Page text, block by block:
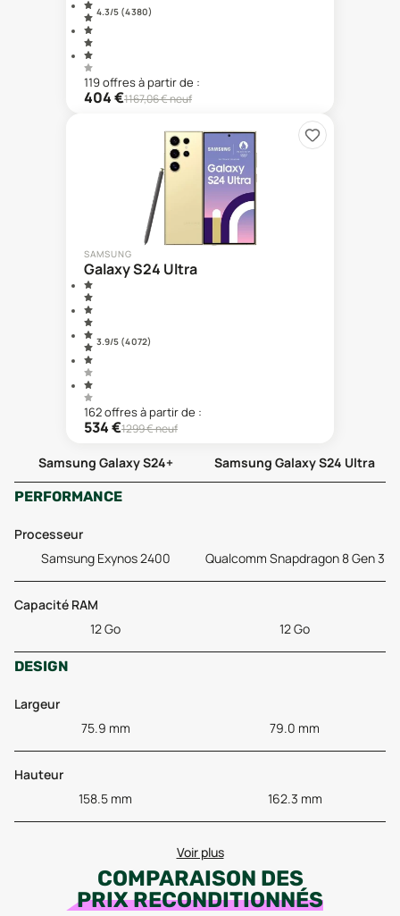
4.3/5 (4 380)
119offresà partir de :
404€1167,06€ neuf
SAMSUNG
Galaxy S24 Ultra
3.9/5 (4 072)
162offresà partir de :
534€1299€ neuf
Samsung Galaxy S24+
Samsung Galaxy S24 Ultra
PERFORMANCE
Processeur
Samsung Exynos 2400
Qualcomm Snapdragon 8 Gen 3
Capacité RAM
12 Go
12 Go
DESIGN
Largeur
75.9 mm
79.0 mm
Hauteur
158.5 mm
162.3 mm
Voir plus
COMPARAISON DES
PRIX RECONDITIONNÉS